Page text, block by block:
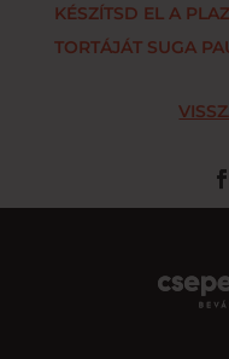
KÉSZÍTSD EL A
TORTÁJÁT SUGA